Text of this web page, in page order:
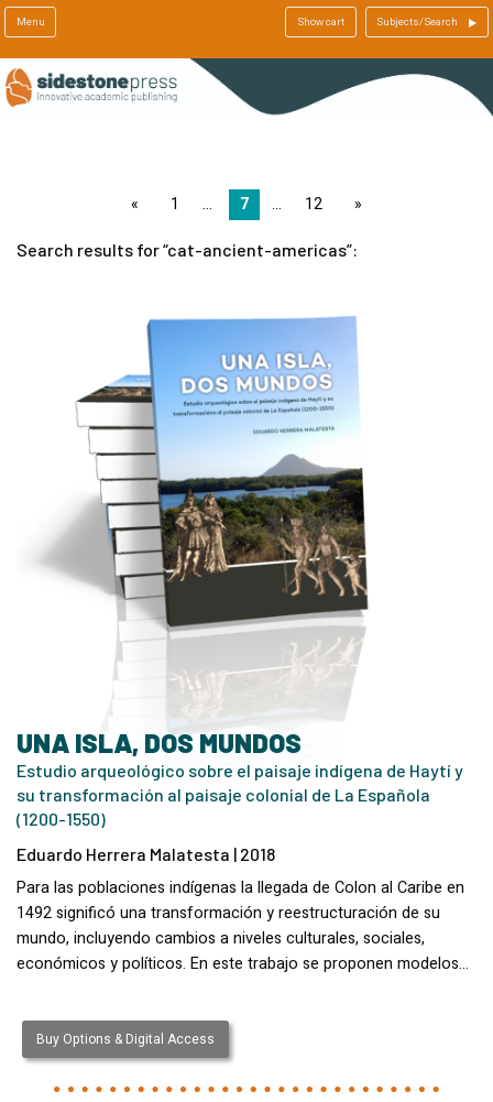
Menu Show cart Subjects/Search
page1 7 12 page
Search results for cat-ancient-americas :
UNA ISLA, DOS MUNDOS
Estudio arqueológico sobre el paisaje indígena de Haytí y
su transformación al paisaje colonial de La Española
(1200-1550)
Eduardo Herrera Malatesta | 2018
Para las poblaciones indígenas la llegada de Colon al Caribe en
1492 significó una transformación y reestructuración de su
mundo, incluyendo cambios a niveles culturales, sociales,
económicos y políticos. En este trabajo se proponen modelos…
Buy Options & Digital Access